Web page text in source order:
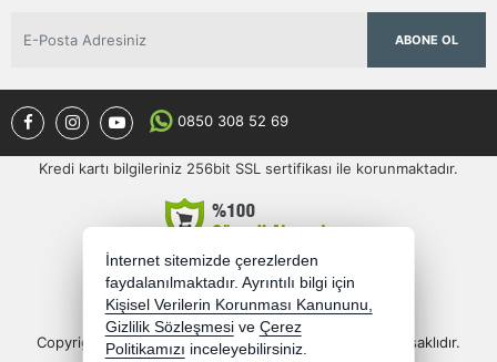
ABONE OL
0850 308 52 69
Kredi kartı bilgileriniz 256bit SSL sertifikası ile korunmaktadır.
Copyright 2026 semercioglutoptan.com - Tüm hakları saklıdır.
İnternet sitemizde çerezlerden
faydalanılmaktadır. Ayrıntılı bilgi için
Kişisel Verilerin Korunması Kanununu,
Gizlilik Sözleşmesi ve Çerez
Politikamızı inceleyebilirsiniz.